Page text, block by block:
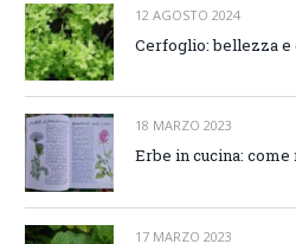
12 AGOSTO 2024
Cerfoglio: bellezza e
18 MARZO 2023
Erbe in cucina:
17 MARZO 2023